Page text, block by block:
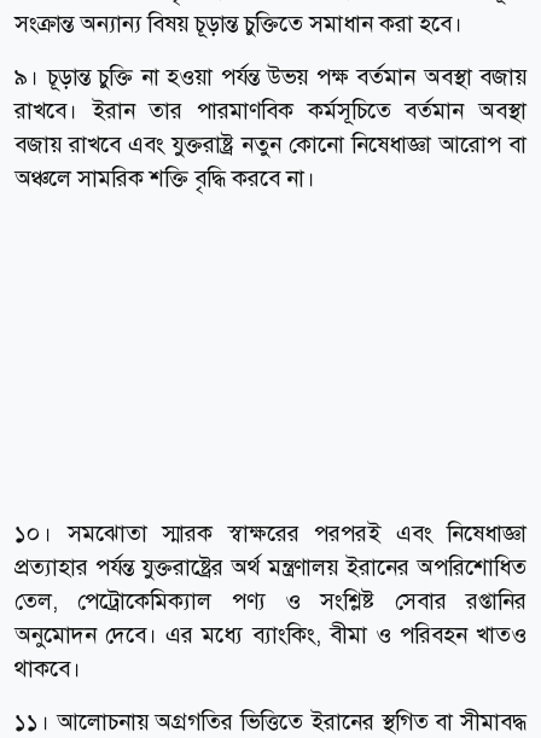
সংক্রান্ত অন্যান্য বিষয় চূড়ান্ত চুক্তিতে সমাধান করা হবে।
৯। চূড়ান্ত চুক্তি না হওয়া পর্যন্ত উভয় পক্ষ বর্তমান অবস্থা বজায়
রাখবে। ইরান তার পারমাণবিক কর্মসূচিতে বর্তমান অবস্থা
বজায় রাখবে এবং যুক্তরাষ্ট্র নতুন কোনো নিষেধাজ্ঞা আরোপ বা
অঞ্চলে সামরিক শক্তি বৃদ্ধি করবে না।
১০। সমঝোতা স্মারক স্বাক্ষরের পরপরই এবং নিষেধাজ্ঞা
প্রত্যাহার পর্যন্ত যুক্তরাষ্ট্রের অর্থ মন্ত্রণালয় ইরানের অপরিশোধিত
তেল, পেট্রোকেমিক্যাল পণ্য ও সংশ্লিষ্ট সেবার রপ্তানির
অনুমোদন দেবে। এর মধ্যে ব্যাংকিং, বীমা ও পরিবহন খাতও
থাকবে।
১১। আলোচনায় অগ্রগতির ভিত্তিতে ইরানের স্থগিত বা সীমাবদ্ধ